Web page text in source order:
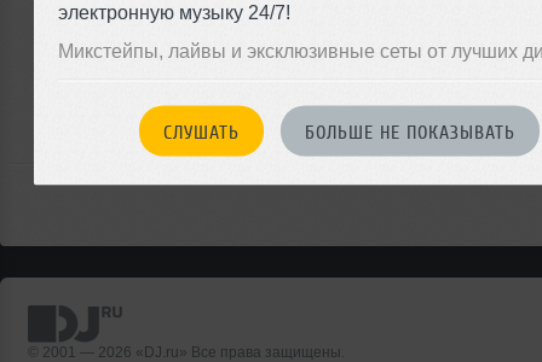
электронную музыку 24/7!
Микстейпы, лайвы и эксклюзивные сеты от лучших
СЛУШАТЬ БОЛЬШЕ НЕ ПОКАЗЫВАТЬ
ЗАРЕГИСТРИРУЙТЕСЬ
чтобы оставить комментарий
© 2001 — 2026 «DJ.ru» Все права защищены.